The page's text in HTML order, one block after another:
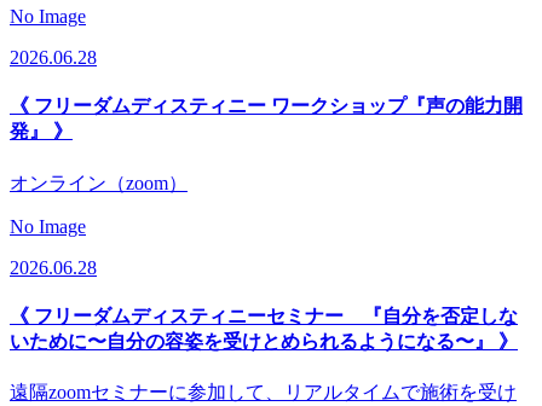
No Image
2026.06.28
《 フリーダムディスティニー ワークショップ『声の能力開
発』 》
オンライン（zoom）
No Image
2026.06.28
《 フリーダムディスティニーセミナー 『自分を否定しな
いために〜自分の容姿を受けとめられるようになる〜』 》
遠隔zoomセミナーに参加して、リアルタイムで施術を受け